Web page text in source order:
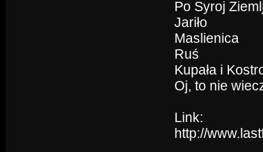
Po Syroj
Jariło
Maslienica
Ruś
Kupała i
Oj, to nie
Link:
http://